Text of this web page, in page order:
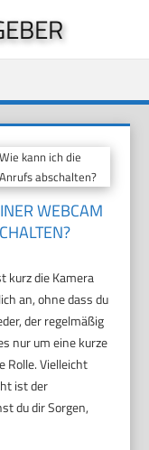
kann ich die
abschalten?
WEBCAM
kurz die Kamera
an, ohne dass du
der regelmäßig
nur um eine kurze
Rolle. Vielleicht
ist der
du dir Sorgen,